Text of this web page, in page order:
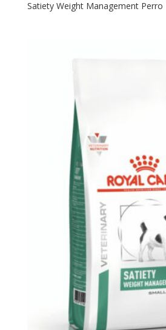
Satiety Weight Management Perro